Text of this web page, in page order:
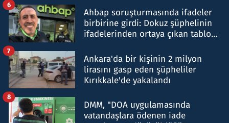
Ahbap soruşturmasında ifadeler
birbirine girdi: Dokuz şüphelinin
ifadelerinden ortaya çıkan tablo
6
Ankara'da bir kişinin 2 milyon
lirasını gasp eden şüpheliler
Kırıkkale'de yakalandı
7
DMM, "DOA uygulamasında
vatandaşlara ödenen iade
8